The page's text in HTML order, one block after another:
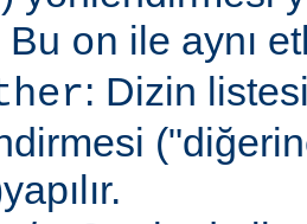
Bu on ile aynı
: Dizin